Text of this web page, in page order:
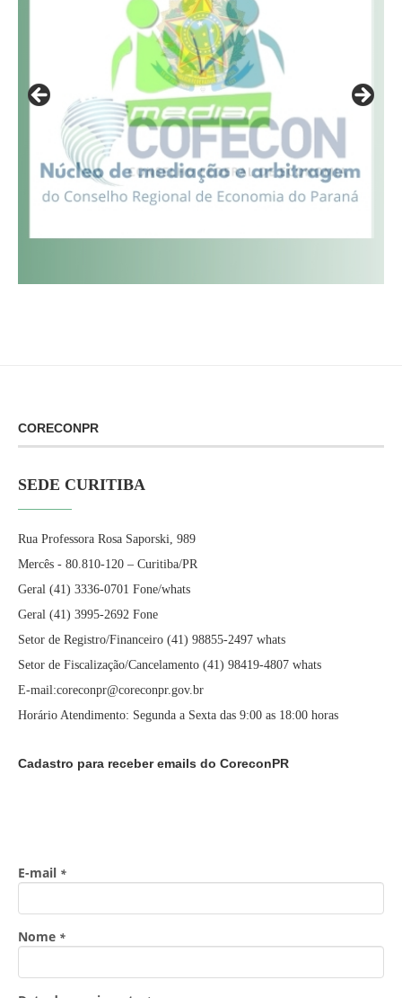
CORECONPR
SEDE CURITIBA
Rua Professora Rosa Saporski, 989
Mercês - 80.810-120 – Curitiba/PR
Geral (41) 3336-0701 Fone/whats
Geral (41) 3995-2692 Fone
Setor de Registro/Financeiro (41) 98855-2497 whats
Setor de Fiscalização/Cancelamento (41) 98419-4807 whats
E-mail:coreconpr@coreconpr.gov.br
Horário Atendimento: Segunda a Sexta das 9:00 as 18:00 horas
Cadastro para receber emails do CoreconPR